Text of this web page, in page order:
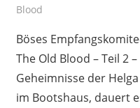
Blood
Böses
The Old Blood – Teil 2
Geheimnisse der
im Bootshaus, dauert